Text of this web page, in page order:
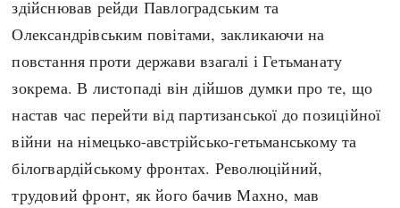
здійснював рейди Павлоградським та
Олександрівським повітами, закликаючи на
повстання проти держави взагалі і Гетьманату
зокрема. В листопаді він дійшов думки про те, що
настав час перейти від партизанської до позиційної
війни на німецько-австрійсько-гетьманському та
білогвардійському фронтах. Революційний,
трудовий фронт, як його бачив Махно, мав